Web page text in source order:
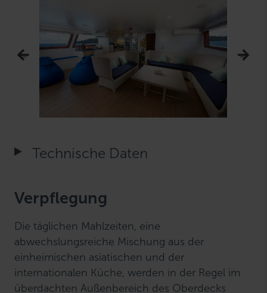
Technische Daten
Verpflegung
Die täglichen Mahlzeiten, eine
abwechslungsreiche Mischung aus der
einheimischen asiatischen und der
internationalen Küche, werden in der Regel im
überdachten Außenbereich des Oberdecks